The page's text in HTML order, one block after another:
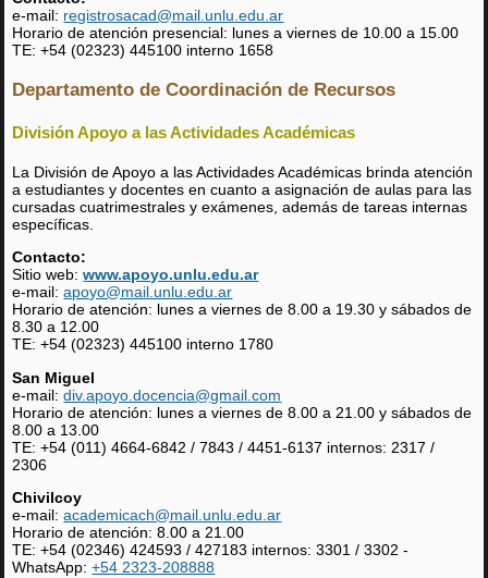
e-mail: registrosacad@mail.unlu.edu.ar
Horario de atención presencial: lunes a viernes de 10.00 a 15.00
TE: +54 (02323) 445100 interno 1658
Departamento de Coordinación de Recursos
División Apoyo a las Actividades Académicas
La División de Apoyo a las Actividades Académicas brinda atención
a estudiantes y docentes en cuanto a asignación de aulas para las
cursadas cuatrimestrales y exámenes, además de tareas internas
específicas.
Contacto:
Sitio web: www.apoyo.unlu.edu.ar
e-mail:apoyo@mail.unlu.edu.ar
Horario de atención: lunes a viernes de 8.00 a 19.30 y sábados de
8.30 a 12.00
TE: +54 (02323) 445100 interno 1780
San Miguel
e-mail:div.apoyo.docencia@gmail.com
Horario de atención: lunes a viernes de 8.00 a 21.00 y sábados de
8.00 a 13.00
TE: +54 (011) 4664-6842 / 7843 / 4451-6137 internos: 2317 /
2306
Chivilcoy
e-mail:academicach@mail.unlu.edu.ar
Horario de atención: 8.00 a 21.00
TE: +54 (02346) 424593 / 427183 internos: 3301 / 3302 -
WhatsApp:+54 2323-208888